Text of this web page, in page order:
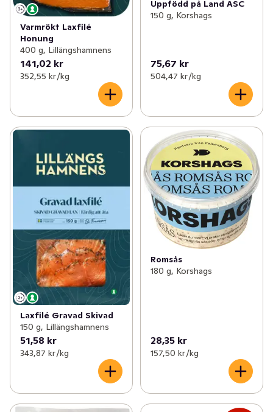
Varmrökt Laxfilé
Honung
400 g, Lillängshamnens
141,02 kr
352,55 kr /kg
Uppfödd på Land ASC
150 g, Korshags
75,67 kr
504,47 kr /kg
Laxfilé Gravad Skivad
150 g, Lillängshamnens
51,58 kr
343,87 kr /kg
Romsås
180 g, Korshags
28,35 kr
157,50 kr /kg